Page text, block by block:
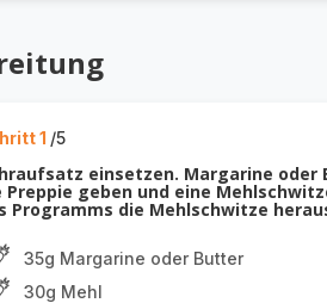
1 /5
einsetzen. Margarine
Preppie geben und eine
Programms die Mehlschwitze
35g Margarine oder Butter
30g Mehl